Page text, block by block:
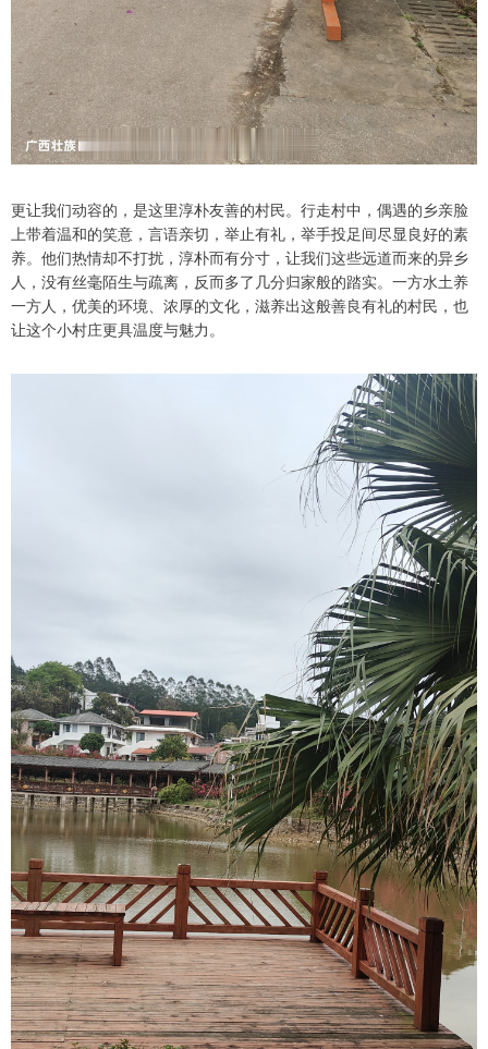
更让我们动容的，是这里淳朴友善的村民。行走村中，偶遇的乡亲脸
上带着温和的笑意，言语亲切，举止有礼，举手投足间尽显良好的素
养。他们热情却不打扰，淳朴而有分寸，让我们这些远道而来的异乡
人，没有丝毫陌生与疏离，反而多了几分归家般的踏实。一方水土养
一方人，优美的环境、浓厚的文化，滋养出这般善良有礼的村民，也
让这个小村庄更具温度与魅力。